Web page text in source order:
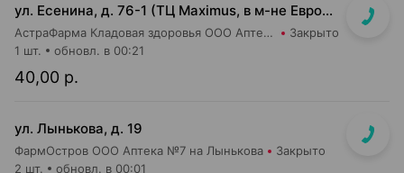
ул. Есенина, д. 76-1 (ТЦ Maximus, в м-не Евроопт Super)
АстраФарма Кладовая здоровья ООО Аптека №9 Закрыто
40,00 р.
1 шт. обновл. в 00:21
ул. Лынькова, д. 19
ФармОстров ООО Аптека №7 на Лынькова Закрыто
2 шт. обновл. в 00:01